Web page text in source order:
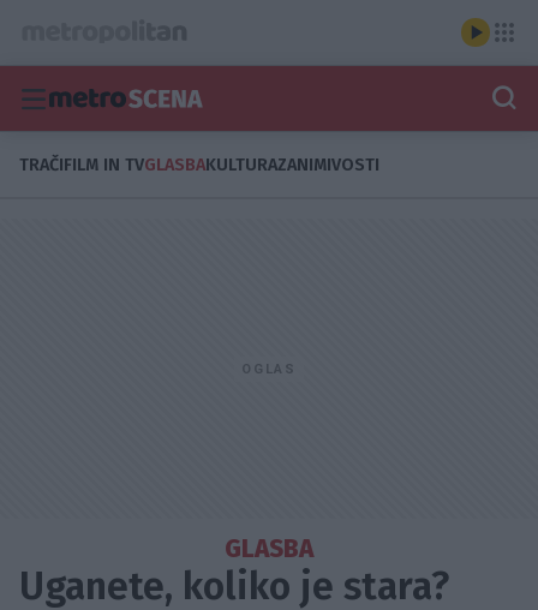
TRAČIFILM IN TVGLASBAKULTURAZANIMIVOSTI
GLASBA
Uganete, koliko je stara?